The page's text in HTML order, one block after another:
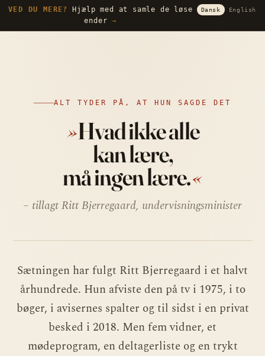
Dansk English
VED DU MERE?
Hjælp med at samle de løse
ender→
ALT TYDER PÅ, AT HUN SAGDE DET
»Hvad ikke alle
kan lære,
må ingen lære.«
– tillagt Ritt Bjerregaard, undervisningsminister
Sætningen har fulgt Ritt Bjerregaard i et halvt
århundrede. Hun afviste den på tv i 1975, i to
bøger, i avisernes spalter og til sidst i en privat
besked i 2018. Men fem vidner, et
mødeprogram, en deltagerliste og en trykt